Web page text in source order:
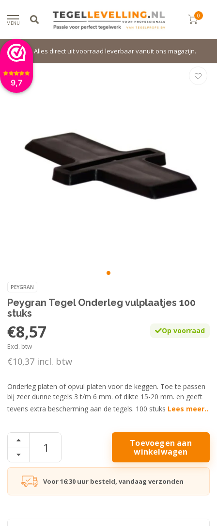
9,7
MENU
0
Alles direct uit voorraad leverbaar vanuit ons magazijn.
PEYGRAN
Peygran Tegel Onderleg vulplaatjes 100
stuks
€8,57
Excl. btw
€10,37 incl. btw
Op voorraad
Onderleg platen of opvul platen voor de keggen. Toe te passen
bij zeer dunne tegels 3 t/m 6 mm. of dikte 15-20 mm. en geeft
tevens extra bescherming aan de tegels. 100 stuks Lees meer..
Toevoegen aan
winkelwagen
Voor 16:30 uur besteld, vandaag verzonden